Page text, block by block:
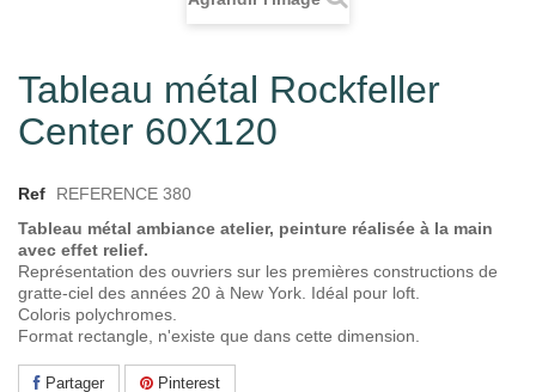
Tableau métal Rockfeller
Center 60X120
Ref
REFERENCE 380
Tableau métal ambiance atelier, peinture réalisée à la main
avec effet relief.
Représentation des ouvriers sur les premières constructions de
gratte-ciel des années 20 à New York. Idéal pour loft.
Coloris polychromes.
Format rectangle, n'existe que dans cette dimension.
Partager Pinterest